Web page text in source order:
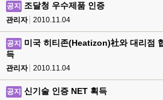
공지 조달청 우수제품 인증
관리자 2010.11.04
공지
미국 히티존(Heatizon)社와 대리점
득
관리자 2010.11.04
공지 신기술 인증 NET 획득